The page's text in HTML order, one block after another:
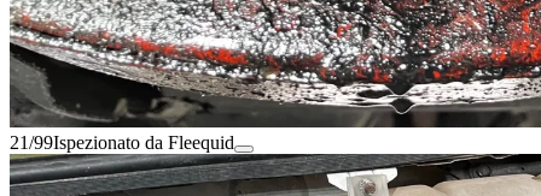
21/99Ispezionato da Fleequid